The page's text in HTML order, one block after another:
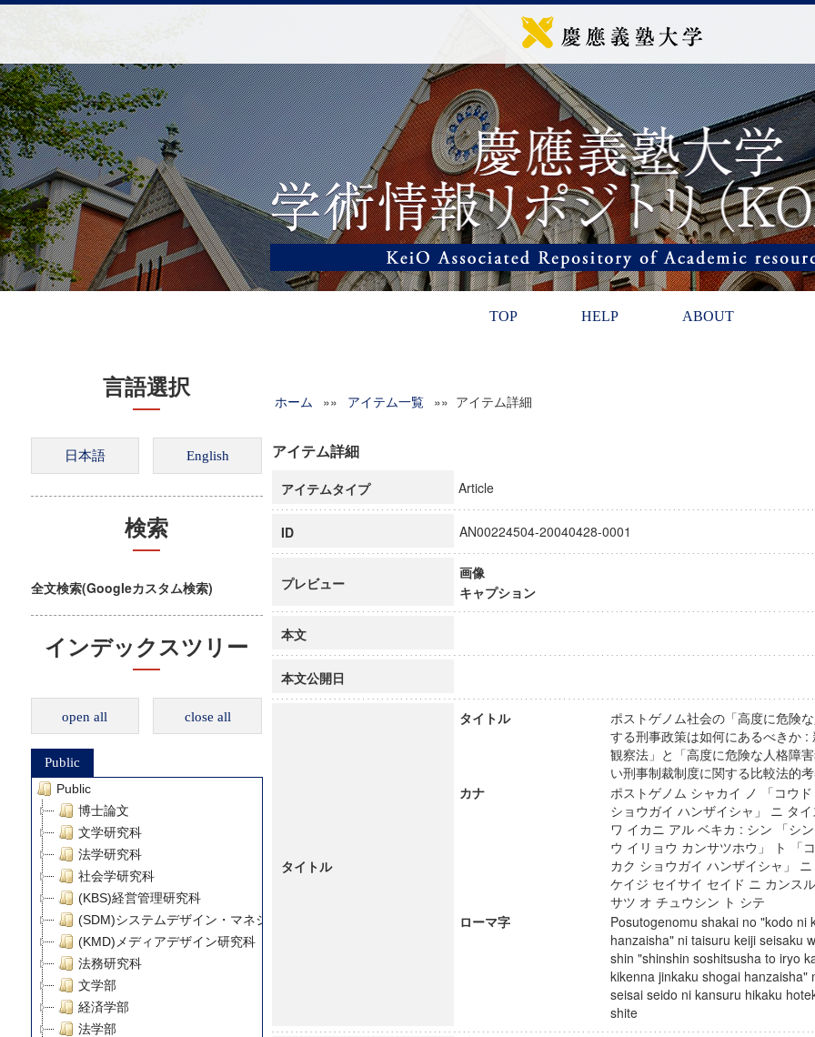
TOP HELP ABOUT
言語選択
検索
全文検索(Googleカスタム検索)
インデックスツリー
open all close all
Public
Public
博士論文
文学研究科
法学研究科
社会学研究科
(KBS)経営管理研究科
(SDM)システムデザイン・マネジメント研究科
(KMD)メディアデザイン研究科
法務研究科
文学部
経済学部
法学部
ホーム »» アイテム一覧 »» アイテム詳細
アイテム詳細
アイテムタイプ Article
ID AN00224504-20040428-0001
プレビュー
画像
キャプション
本文
本文公開日
タイトル
タイトル
ポストゲノム社会の「高度に危険
する刑事政策は如何にあるべきか :
観察法」と「高度に危険な人格障
い刑事制裁制度に関する比較法的
カナ
ポストゲノム シャカイ ノ 「コウ
ショウガイ ハンザイシャ」 ニ タ
ワ イカニ アル ベキカ : シン 「シ
ウ イリョウ カンサツホウ」 ト 「
カク ショウガイ ハンザイシャ」
ケイジ セイサイ セイド ニ カンス
サツ オ チュウシン ト シテ
ローマ字
Posutogenomu shakai no "kodo ni
hanzaisha" ni taisuru keiji seisaku
shin "shinshin soshitsusha to iryo
kikenna jinkaku shogai hanzaisha"
seisai seido ni kansuru hikaku
shite